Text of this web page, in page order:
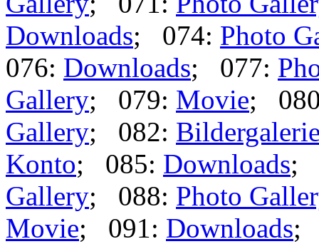
Downloads; 074: Photo
076: Downloads; 077:
Gallery; 079: Movie;
Gallery; 082:
Konto; 085: Downloads;
Gallery; 088: Photo
Movie; 091: Downloads;